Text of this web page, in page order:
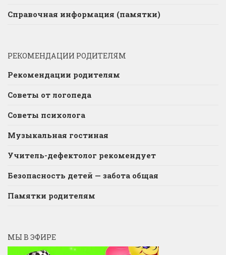
Справочная информация (памятки)
РЕКОМЕНДАЦИИ РОДИТЕЛЯМ
Рекомендации родителям
Советы от логопеда
Советы психолога
Музыкальная гостиная
Учитель-дефектолог рекомендует
Безопасность детей — забота общая
Памятки родителям
МЫ В ЭФИРЕ